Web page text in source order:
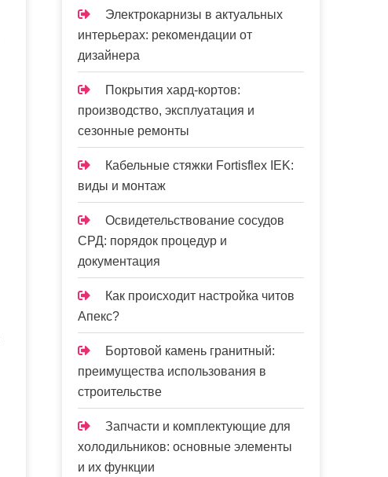
Электрокарнизы в актуальных
интерьерах: рекомендации от
дизайнера
Покрытия хард-кортов:
производство, эксплуатация и
сезонные ремонты
Кабельные стяжки Fortisflex IEK:
виды и монтаж
Освидетельствование сосудов
СРД: порядок процедур и
документация
Как происходит настройка читов
Апекс?
Бортовой камень гранитный:
преимущества использования в
строительстве
Запчасти и комплектующие для
холодильников: основные элементы
и их функции